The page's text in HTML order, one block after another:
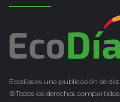
Ecodías es una publicación de
©Todos los derechos compartidos.